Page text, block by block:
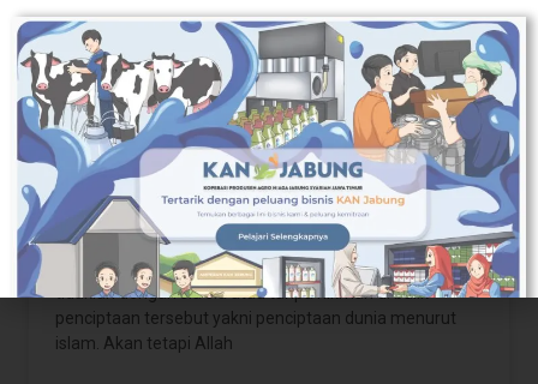
Jika kamu menjawab lebih dari 3 bulan yang lalu, maka
kamu perlu berhati-hati. Kurang olahraga bisa
menimbulkan berbagai
June 30, 2022 No Comments
Syarat Agar Amalan Dan Ibadah Diterima Oleh
Allah SWT
Sesungguhnya Allah Ta’ala menciptakan alam semesta
tidaklah dengan sia sia atau tanpa hikmah di balik
penciptaan tersebut yakni penciptaan dunia menurut
islam. Akan tetapi Allah